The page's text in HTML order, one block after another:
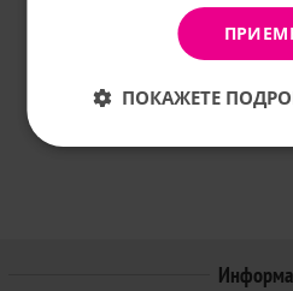
ПОКАЖЕТЕ
Не,